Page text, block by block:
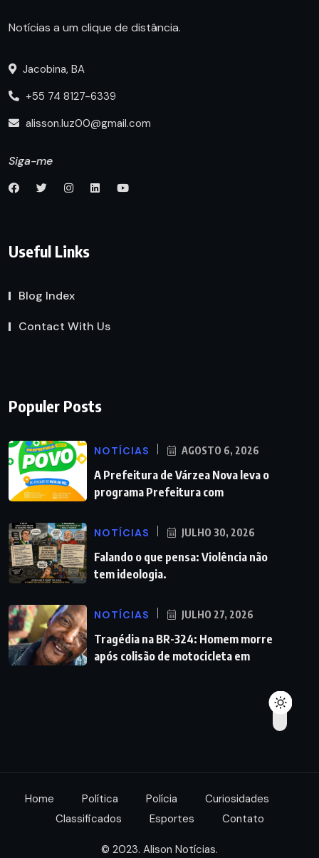
Notícias a um clique de distância.
Jacobina, BA
+55 74 8127-6339
alisson.luz00@gmail.com
Siga-me
Useful Links
Blog Index
Contact With Us
Populer Posts
NOTÍCIAS AGOSTO 6, 2026
A Prefeitura de Várzea Nova leva o
programa Prefeitura com
NOTÍCIAS JULHO 30, 2026
Falando o que pensa: Violência não
tem ideologia.
NOTÍCIAS JULHO 27, 2026
Tragédia na BR-324: Homem morre
após colisão de motocicleta em
Home Política Polícia
Curiosidades
Classificados
Esportes Contato
© 2023. Alison Notícias.